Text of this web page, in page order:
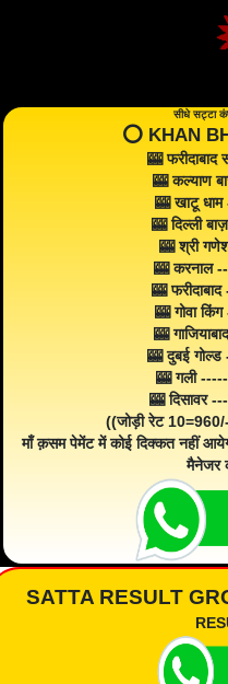
सीधे सट्टा
⭕️ KHAN
🎰
🎰 कल्याण
🎰 खाटू
🎰 दिल्ली
🎰 श्री
🎰 करनाल
🎰
🎰 गोवा
🎰
🎰 दुबई
🎰 गली
🎰 दिसावर
((जोड़ी रेट
माँ क़सम पेमेंट में कोई दिक्कत नहीं
मैनेजर
SATTA RESULT